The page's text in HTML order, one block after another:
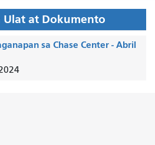
at Dokumento
sa Chase Center - Abril